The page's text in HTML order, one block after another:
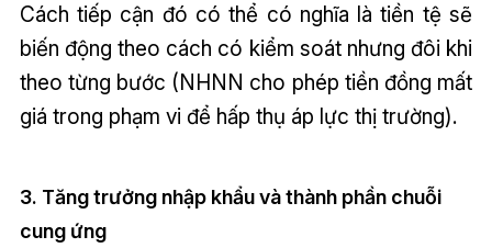
Cách tiếp cận đó có thể có nghĩa là tiền tệ sẽ
biến động theo cách có kiểm soát nhưng đôi khi
theo từng bước (NHNN cho phép tiền đồng mất
giá trong phạm vi để hấp thụ áp lực thị trường).
3. Tăng trưởng nhập khẩu và thành phần chuỗi
cung ứng